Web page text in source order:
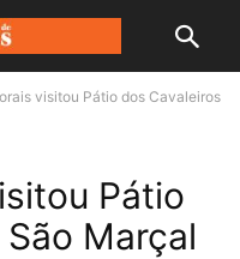
visitou Pátio dos Cavaleiros
Pátio
Marçal